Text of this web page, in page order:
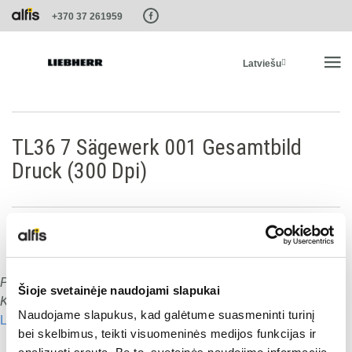
Šioje svetainėje naudojami slapukai
Naudojame slapukus, kad galėtume suasmeninti turinį
bei skelbimus, teikti visuomeninės medijos funkcijas ir
Paste this code as high in the of the page as possible:
+370 37 261959
Latviešu
LIEBHERR-SHOP
TL36 7 Sägewerk 001 Gesamtbild
Druck (300 Dpi)
Dalies ar šo:
Publicēts
Komentāru skaits:
Dalies ar šo:
Lasīt nākamo